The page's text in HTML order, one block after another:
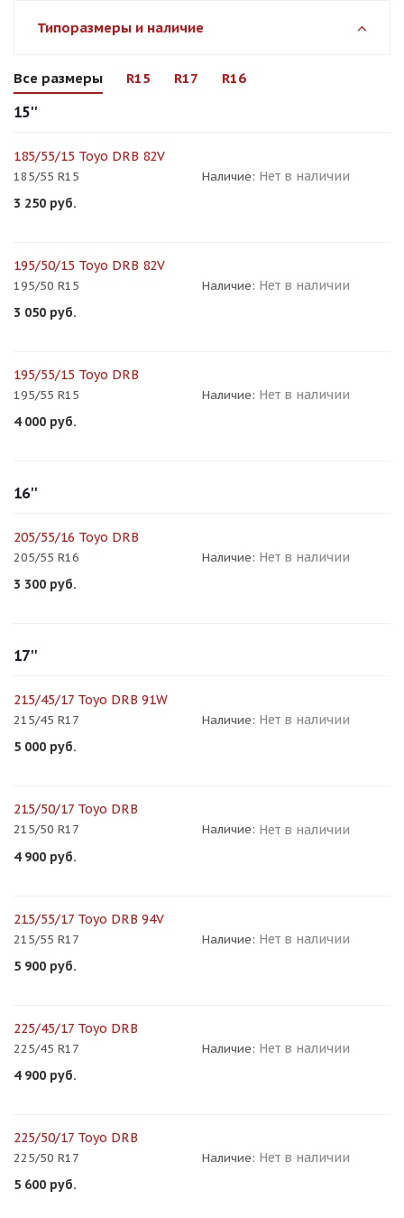
Типоразмеры и наличие
Все размеры R15 R17 R16
15''
185/55/15 Toyo DRB 82V
185/55 R15 Наличие: Нет в наличии
3 250 руб.
195/50/15 Toyo DRB 82V
195/50 R15 Наличие: Нет в наличии
3 050 руб.
195/55/15 Toyo DRB
195/55 R15 Наличие: Нет в наличии
4 000 руб.
16''
205/55/16 Toyo DRB
205/55 R16 Наличие: Нет в наличии
3 300 руб.
17''
215/45/17 Toyo DRB 91W
215/45 R17 Наличие: Нет в наличии
5 000 руб.
215/50/17 Toyo DRB
215/50 R17 Наличие: Нет в наличии
4 900 руб.
215/55/17 Toyo DRB 94V
215/55 R17 Наличие: Нет в наличии
5 900 руб.
225/45/17 Toyo DRB
225/45 R17 Наличие: Нет в наличии
4 900 руб.
225/50/17 Toyo DRB
225/50 R17 Наличие: Нет в наличии
5 600 руб.